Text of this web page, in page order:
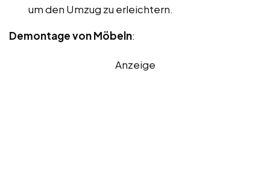
um den Umzug zu erleichtern.
Demontage von Möbeln:
Anzeige